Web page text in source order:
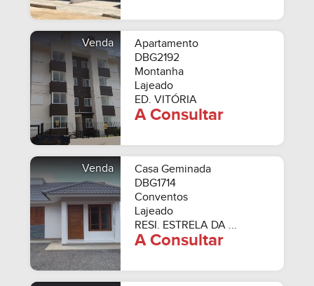
Venda
Apartamento
DBG2192
Montanha
Lajeado
ED. VITÓRIA
A Consultar
Venda
Casa Geminada
DBG1714
Conventos
Lajeado
RESI. ESTRELA DA ...
A Consultar